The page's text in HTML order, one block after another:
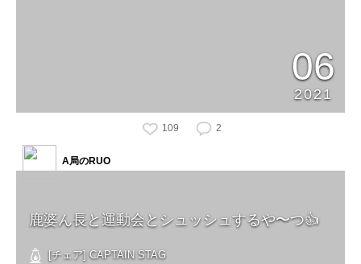
06
2021
109 2
鹿婆ん長と運動会とシュッシュするや〜つ👍
[チェア] CAPTAIN STAG
A局のRUO